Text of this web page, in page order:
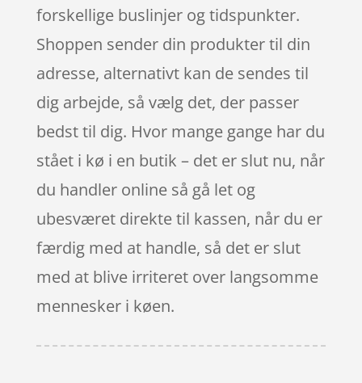
forskellige buslinjer og tidspunkter.
Shoppen sender din produkter til din
adresse, alternativt kan de sendes til
dig arbejde, så vælg det, der passer
bedst til dig. Hvor mange gange har du
stået i kø i en butik – det er slut nu, når
du handler online så gå let og
ubesværet direkte til kassen, når du er
færdig med at handle, så det er slut
med at blive irriteret over langsomme
mennesker i køen.